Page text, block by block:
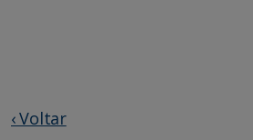
‹ Voltar